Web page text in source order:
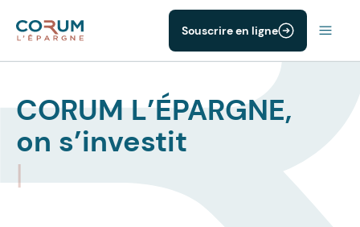
Souscrire en ligne
CORUM L’ÉPARGNE,
on s’investit
|